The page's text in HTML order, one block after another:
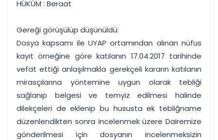
Tek panelde uçtan uca yönetim
Tüm özellikleri inceleyin
HÜKÜM : Beraat
Gereği görüşülüp düşünüldü:
Dosya kapsamı ile UYAP ortamından alınan nüfus
kayıt örneğine göre katılanın 17.04.2017 tarihinde
vefat ettiği anlaşılmakla gerekçeli kararın katılanın
mirasçılarına yöntemine uygun olarak tebliği
sağlanıp belgesi ve temyiz edilmesi halinde
dilekçeleri de eklenip bu hususta ek tebliğname
düzenlendikten sonra incelenmek üzere Dairemize
gönderilmesi için dosyanın incelenmeksizin